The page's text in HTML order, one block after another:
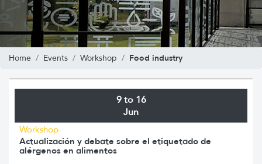
Home Events Workshop Food industry
9 to 16
Jun
Workshop
Actualización y debate sobre el etiquetado de
alérgenos en alimentos